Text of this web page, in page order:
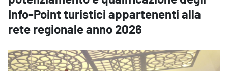
Info-Point turistici appartenenti alla
rete regionale anno 2026